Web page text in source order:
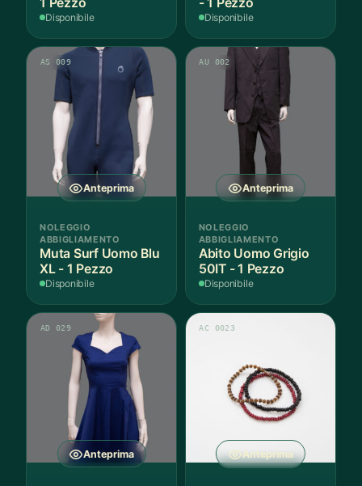
Disponibile Disponibile
Anteprima
AS 009
NOLEGGIO
ABBIGLIAMENTO
Muta Surf Uomo Blu
XL - 1 Pezzo
Disponibile
Anteprima
AU 002
NOLEGGIO
ABBIGLIAMENTO
Abito Uomo Grigio
50IT - 1 Pezzo
Disponibile
Anteprima
AD 029
Anteprima
AC 0023